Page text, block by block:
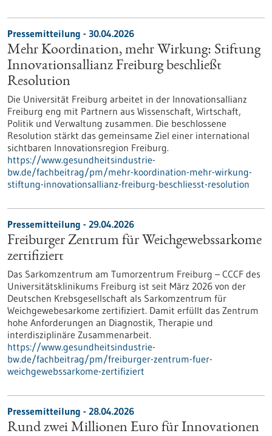
Pressemitteilung - 30.04.2026
Mehr Koordination, mehr Wirkung: Stiftung
Innovationsallianz Freiburg beschließt
Resolution
Die Universität Freiburg arbeitet in der Innovationsallianz
Freiburg eng mit Partnern aus Wissenschaft, Wirtschaft,
Politik und Verwaltung zusammen. Die beschlossene
Resolution stärkt das gemeinsame Ziel einer international
sichtbaren Innovationsregion Freiburg.
https://www.gesundheitsindustrie-
bw.de/fachbeitrag/pm/mehr-koordination-mehr-wirkung-
stiftung-innovationsallianz-freiburg-beschliesst-resolution
Pressemitteilung - 29.04.2026
Freiburger Zentrum für Weichgewebssarkome
zertifiziert
Das Sarkomzentrum am Tumorzentrum Freiburg – CCCF des
Universitätsklinikums Freiburg ist seit März 2026 von der
Deutschen Krebsgesellschaft als Sarkomzentrum für
Weichgewebesarkome zertifiziert. Damit erfüllt das Zentrum
hohe Anforderungen an Diagnostik, Therapie und
interdisziplinäre Zusammenarbeit.
https://www.gesundheitsindustrie-
bw.de/fachbeitrag/pm/freiburger-zentrum-fuer-
weichgewebssarkome-zertifiziert
Pressemitteilung - 28.04.2026
Rund zwei Millionen Euro für Innovationen